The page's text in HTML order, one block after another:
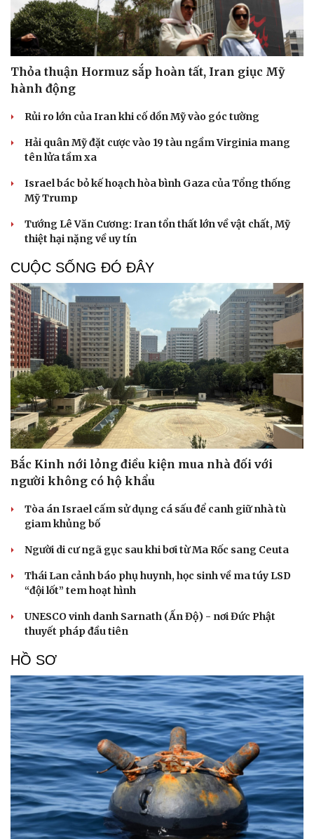
Thỏa thuận Hormuz sắp hoàn tất, Iran giục Mỹ
hành động
Rủi ro lớn của Iran khi cố dồn Mỹ vào góc tường
Hải quân Mỹ đặt cược vào 19 tàu ngầm Virginia mang
tên lửa tầm xa
Israel bác bỏ kế hoạch hòa bình Gaza của Tổng thống
Mỹ Trump
Tướng Lê Văn Cương: Iran tổn thất lớn về vật chất, Mỹ
thiệt hại nặng về uy tín
CUỘC SỐNG ĐÓ ĐÂY
Bắc Kinh nới lỏng điều kiện mua nhà đối với
người không có hộ khẩu
Tòa án Israel cấm sử dụng cá sấu để canh giữ nhà tù
giam khủng bố
Người di cư ngã gục sau khi bơi từ Ma Rốc sang Ceuta
Thái Lan cảnh báo phụ huynh, học sinh về ma túy LSD
“đội lốt” tem hoạt hình
UNESCO vinh danh Sarnath (Ấn Độ) - nơi Đức Phật
thuyết pháp đầu tiên
HỒ SƠ